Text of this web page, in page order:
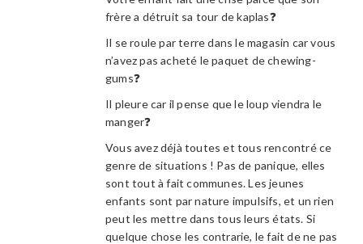
frère a détruit sa tour de kaplas❓
Il se roule par terre dans le magasin car vous
n’avez pas acheté le paquet de chewing-
gums❓
Il pleure car il pense que le loup viendra le
manger❓
Vous avez déjà toutes et tous rencontré ce
genre de situations ! Pas de panique, elles
sont tout à fait communes. Les jeunes
enfants sont par nature impulsifs, et un rien
peut les mettre dans tous leurs états. Si
quelque chose les contrarie, le fait de ne pas